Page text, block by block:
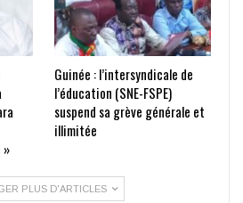
»
Guinée : l’intersyndicale de
l’éducation (SNE-FSPE)
suspend sa grève générale et
illimitée
PLUS D'ARTICLES